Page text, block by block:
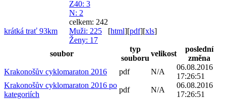
Z40: 3
N: 2
krátká trať 93km
celkem: 242
Muži: 225
Ženy: 17
[html][pdf][xls]
soubor
typ
souboru
velikost
poslední
změna
Krakonošův cyklomaraton 2016
pdf N/A
06.08.2016
17:26:51
Krakonošův cyklomaraton 2016 po
kategoriích
pdf N/A
06.08.2016
17:26:51